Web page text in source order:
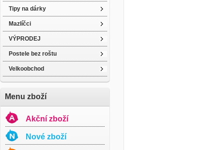
Tipy na dárky
Mazlíčci
VÝPRODEJ
Postele bez roštu
Velkoobchod
Menu zboží
Akční zboží
Nové zboží